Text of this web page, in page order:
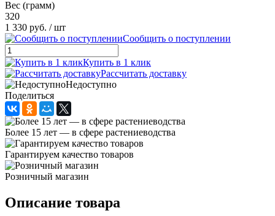
Вес (грамм)
320
1 330 руб. / шт
Сообщить о поступлении
Купить в 1 клик
Рассчитать доставку
Недоступно
Поделиться
Более 15 лет — в сфере растениеводства
Гарантируем качество товаров
Розничный магазин
Описание товара